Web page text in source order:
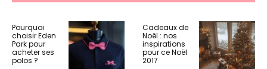
Pourquoi
choisir Eden
Park pour
acheter ses
polos ?
Cadeaux de
Noël : nos
inspirations
pour ce Noël
2017